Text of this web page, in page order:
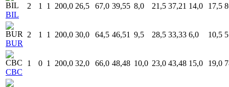
BIL
2 1 1 200,0 26,5 67,0 39,55 8,0 21,5 37,21 14,0 17,5
BUR
2 1 1 200,0 30,0 64,5 46,51 9,5 28,5 33,33 6,0 10,5
CBC
1 0 1 200,0 32,0 66,0 48,48 10,0 23,0 43,48 15,0 19,0